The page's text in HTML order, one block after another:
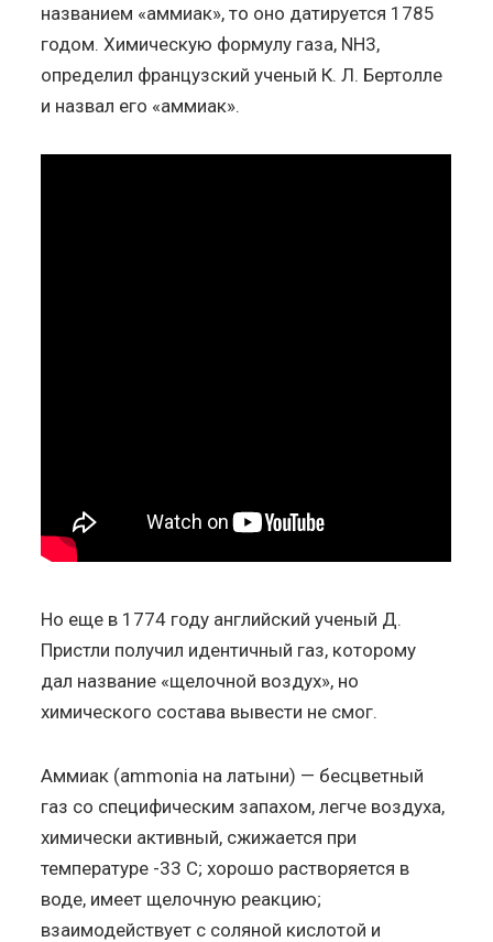
названием «аммиак», то оно датируется 1785
годом. Химическую формулу газа, NH3,
определил французский ученый К. Л. Бертолле
и назвал его «аммиак».
Но еще в 1774 году английский ученый Д.
Пристли получил идентичный газ, которому
дал название «щелочной воздух», но
химического состава вывести не смог.
Аммиак (ammonia на латыни) — бесцветный
газ со специфическим запахом, легче воздуха,
химически активный, сжижается при
температуре -33 С; хорошо растворяется в
воде, имеет щелочную реакцию;
взаимодействует с соляной кислотой и